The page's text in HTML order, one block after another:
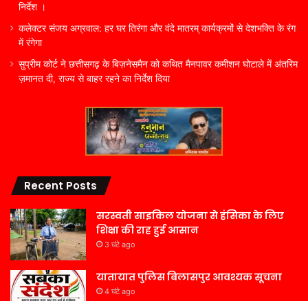
निर्देश ।
कलेक्टर संजय अग्रवाल: हर घर तिरंगा और वंदे मातरम् कार्यक्रमों से देशभक्ति के रंग
में रंगेगा
सुप्रीम कोर्ट ने छत्तीसगढ़ के बिज़नेसमैन को कथित मैनपावर कमीशन घोटाले में अंतरिम
ज़मानत दी, राज्य से बाहर रहने का निर्देश दिया
Recent Posts
सरस्वती साइकिल योजना से हंसिका के लिए
शिक्षा की राह हुई आसान
3 घंटे ago
यातायात पुलिस बिलासपुर आवश्यक सूचना
4 घंटे ago